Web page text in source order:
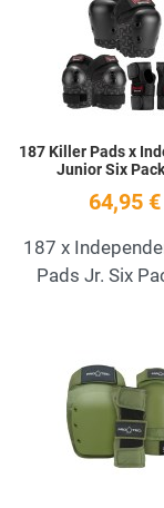
187 Killer Pads x
Junior Six
64,95 €
187 x
Pads Jr. Six